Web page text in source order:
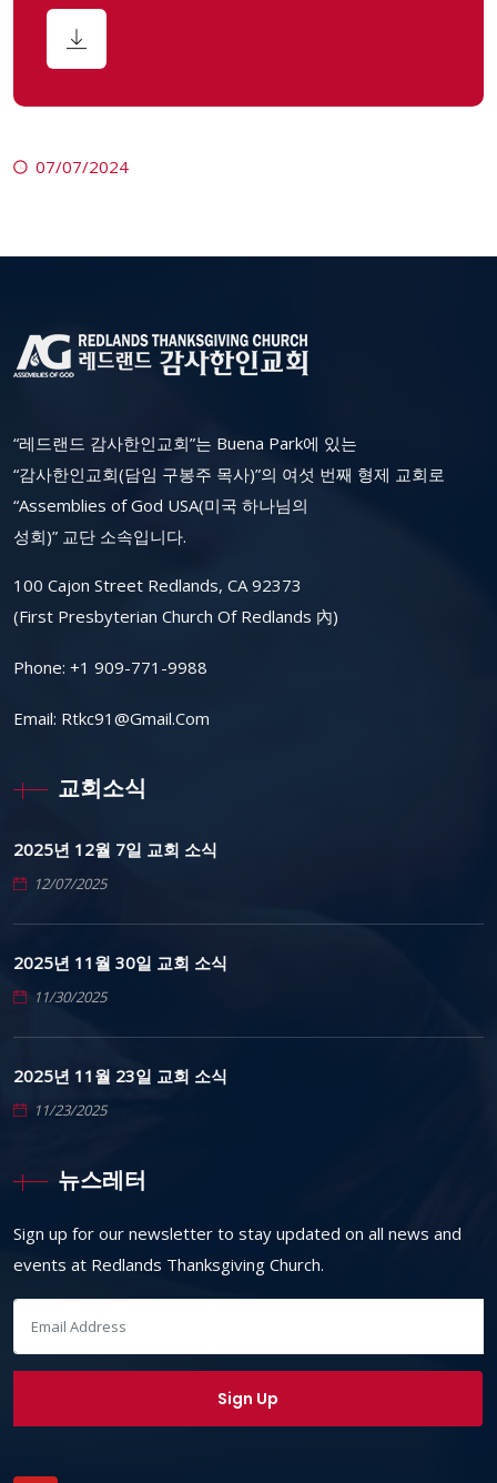
07/07/2024
“레드랜드 감사한인교회”는 Buena Park에 있는
“감사한인교회(담임 구봉주 목사)”의 여섯 번째 형제 교회로
“Assemblies of God USA(미국 하나님의
성회)” 교단 소속입니다.
100 Cajon Street Redlands, CA 92373
(First Presbyterian Church Of Redlands 內)
Phone: +1 909-771-9988
Email: Rtkc91@gmail.com
교회소식
2025년 12월 7일 교회 소식
12/07/2025
2025년 11월 30일 교회 소식
11/30/2025
2025년 11월 23일 교회 소식
11/23/2025
뉴스레터
Sign up for our newsletter to stay updated on all news and
events at Redlands Thanksgiving Church.